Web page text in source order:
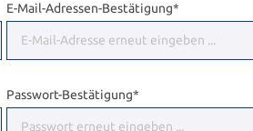
E-Mail-Adressen-Bestätigung*
Passwort-Bestätigung*